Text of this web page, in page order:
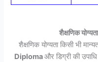
शैक्षणिक
शैक्षणिक योग्यता किसी भी
Diplomaऔर डिग्री की